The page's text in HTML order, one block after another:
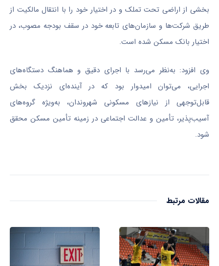
بخشی از اراضی تحت تملک و در اختیار خود را با انتقال مالکیت از
طریق شرکت‌ها و سازمان‌های تابعه خود در سقف بودجه مصوب، در
اختیار بانک مسکن شده است.
وی افزود: به‌نظر می‌رسد با اجرای دقیق و هماهنگ دستگاه‌های
اجرایی، می‌توان امیدوار بود که در آینده‌ای نزدیک بخش
قابل‌توجهی از نیازهای مسکونی شهروندان، به‌ویژه گروه‌های
آسیب‌پذیر، تأمین و عدالت اجتماعی در زمینه تأمین مسکن محقق
شود.
مقالات مرتبط